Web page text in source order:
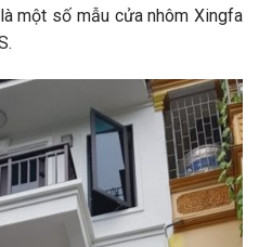
một số mẫu cửa nhôm Xingfa